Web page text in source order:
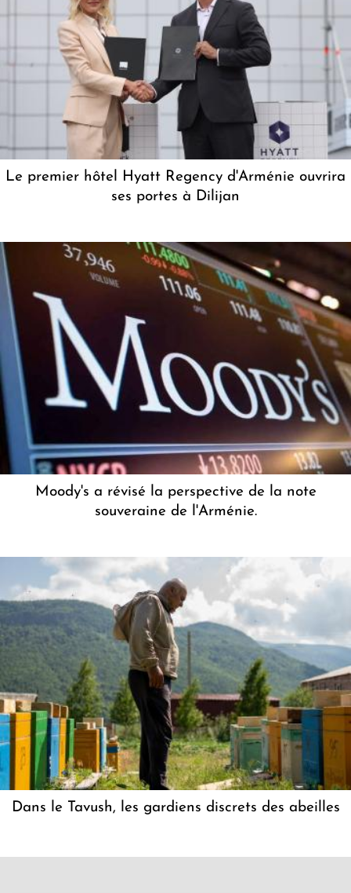
Le premier hôtel Hyatt Regency d'Arménie ouvrira
ses portes à Dilijan
Moody's a révisé la perspective de la note
souveraine de l'Arménie.
Dans le Tavush, les gardiens discrets des abeilles